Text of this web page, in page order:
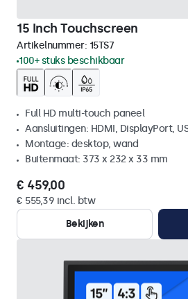
15 Inch Touchscreen
Artikelnummer: 15TS7
100+ stuks beschikbaar
Full HD multi-touch paneel
Aansluitingen: HDMI, DisplayPort,
Montage: desktop, wand
Buitenmaat: 373 x 232 x 33 mm
€ 459,00
€ 555,39 incl. btw
Bekijken